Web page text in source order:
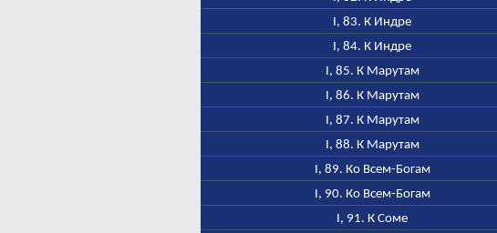
I, 83. К Индре
I, 84. К Индре
I, 85. К Марутам
I, 86. К Марутам
I, 87. К Марутам
I, 88. К Марутам
I, 89. Ко Всем-Богам
I, 90. Ко Всем-Богам
I, 91. К Соме